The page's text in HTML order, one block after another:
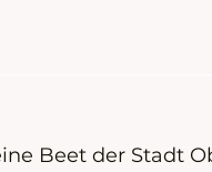
Beet der Stadt